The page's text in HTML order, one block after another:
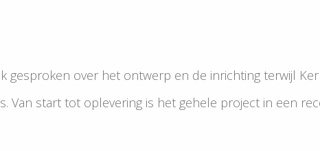
gesproken over het ontwerp en de inrichting terwijl
Van start tot oplevering is het gehele project in een